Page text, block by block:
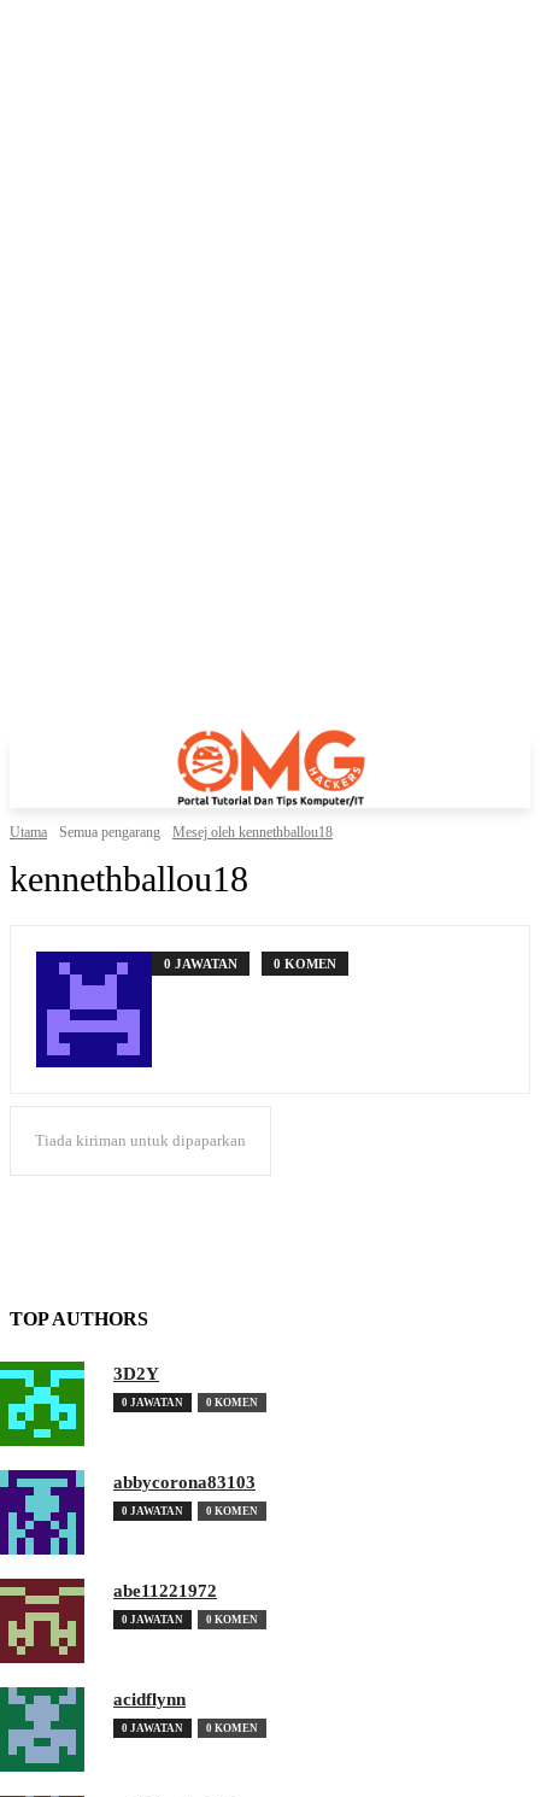
Utama Semua pengarang Mesej oleh kennethballou18
kennethballou18
0 JAWATAN 0 KOMEN
Tiada kiriman untuk dipaparkan
TOP AUTHORS
3D2Y
0 JAWATAN 0 KOMEN
abbycorona83103
0 JAWATAN 0 KOMEN
abe11221972
0 JAWATAN 0 KOMEN
acidflynn
0 JAWATAN 0 KOMEN